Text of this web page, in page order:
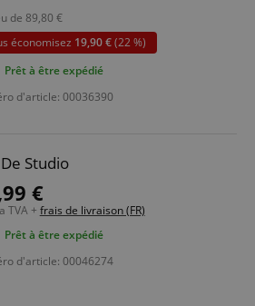
de 89,80 €
économisez 19,90 €(22 %)
Prêt à être expédié
d'article: 00036390
Studio
€
TVA + frais de livraison (FR)
Prêt à être expédié
d'article: 00046274